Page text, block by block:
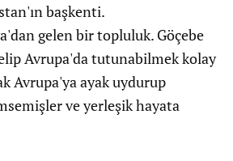
başkenti.
gelen bir topluluk. Göçebe
Avrupa'da tutunabilmek kolay
Avrupa'ya ayak uydurup
ve yerleşik hayata